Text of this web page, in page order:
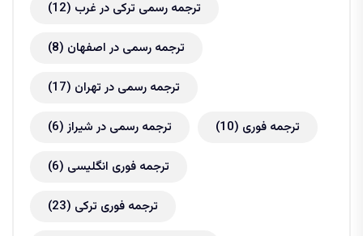
ترجمه رسمی ترکی در غرب (12)
ترجمه رسمی در اصفهان (8)
ترجمه رسمی در تهران (17)
ترجمه رسمی در شیراز(6) ترجمه فوری (10)
ترجمه فوری انگلیسی (6)
ترجمه فوری ترکی (23)